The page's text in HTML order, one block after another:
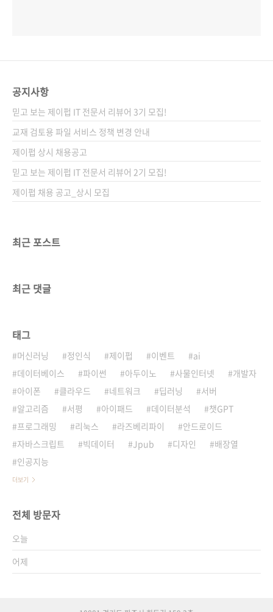
공지사항
믿고 보는 제이펍 IT 전문서 리뷰어 3기 모집!
교재 검토용 파일 서비스 정책 변경 안내
제이펍 상시 채용공고
믿고 보는 제이펍 IT 전문서 리뷰어 2기 모집!
제이펍 채용 공고_상시 모집
최근 포스트
최근 댓글
태그
머신러닝 정인식 제이펍 이벤트
ai
데이터베이스
파이썬 아두이노 사물인터넷
개발자
아이폰
클라우드 네트워크 딥러닝
서버
알고리즘
서평 아이패드 데이터분석
챗GPT
프로그래밍
리눅스 라즈베리파이
안드로이드
자바스크립트
빅데이터 Jpub 디자인
배장열
인공지능
더보기
전체 방문자
오늘
어제